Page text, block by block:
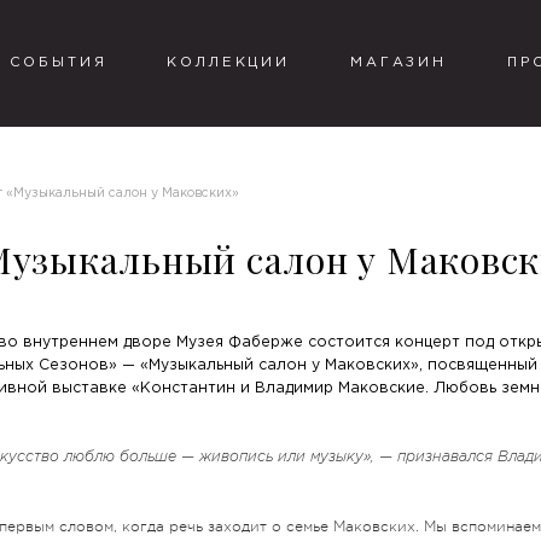
СОБЫТИЯ КОЛЛЕКЦИИ МАГАЗИН
«Музыкальный салон у Маковских»
салон у
внутреннем дворе Музея Фаберже состоится концерт под
Сезонов» — «Музыкальный салон у Маковских», посвященный
выставке «Константин и Владимир Маковские. Любовь
люблю больше — живопись или музыку», — признавался
словом, когда речь заходит о семье Маковских. Мы